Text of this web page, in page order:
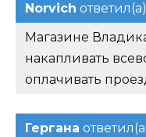
Norvich ответил(а)
Магазине
накапливать
оплачивать
Гергана